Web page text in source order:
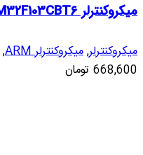
میکروکنترلر STM32F103CBT6
میکروکنترلر,میکروکنترلر ARM ,
668,600 تومان